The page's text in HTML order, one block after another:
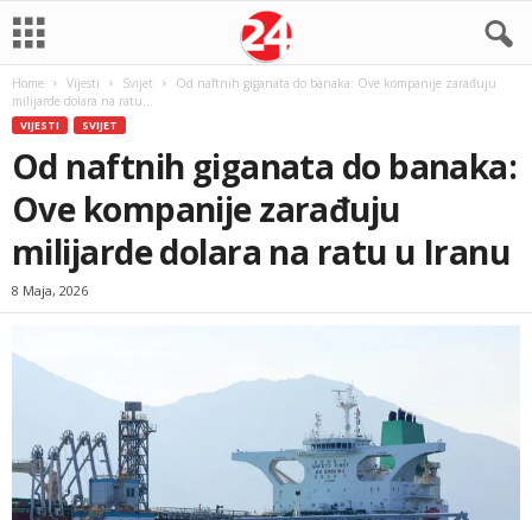
Home Vijesti Svijet
Od naftnih giganata do banaka: Ove kompanije zarađuju
milijarde dolara na ratu...
VIJESTI SVIJET
Od naftnih giganata do banaka:
Ove kompanije zarađuju
milijarde dolara na ratu u Iranu
8 Maja, 2026